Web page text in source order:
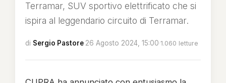
Terramar, SUV sportivo elettrificato che si
ispira al leggendario circuito di Terramar.
di Sergio Pastore·26 Agosto 2024, 15:00·1.060 letture